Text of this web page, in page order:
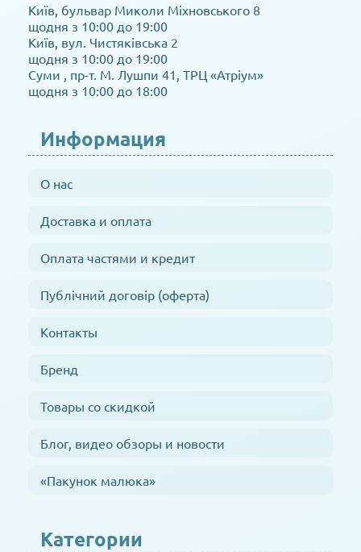
Київ, бульвар Миколи Міхновського 8
щодня з 10:00 до 19:00
Київ, вул. Чистяківська 2
щодня з 10:00 до 19:00
Суми , пр-т. М. Лушпи 41, ТРЦ «Атріум»
щодня з 10:00 до 18:00
Информация
О нас
Доставка и оплата
Оплата частями и кредит
Публічний договір (оферта)
Контакты
Бренд
Товары со скидкой
Блог, видео обзоры и новости
«Пакунок малюка»
Категории